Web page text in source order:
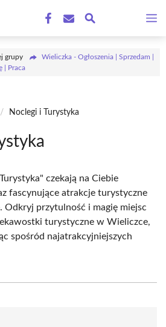
grupy
Wieliczka - Ogłoszenia | Sprzedam |
| Praca
/ Noclegi i Turystyka
czekają na Ciebie
fascynujące atrakcje turystyczne
Odkryj przytulność i magię miejsc
turystyczne w Wieliczce,
spośród najatrakcyjniejszych